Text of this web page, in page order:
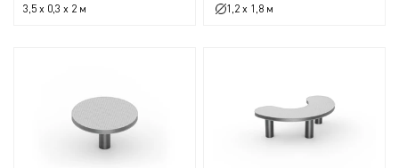
3,5 x 0,3 x 2 м
1,2 x 1,8 м